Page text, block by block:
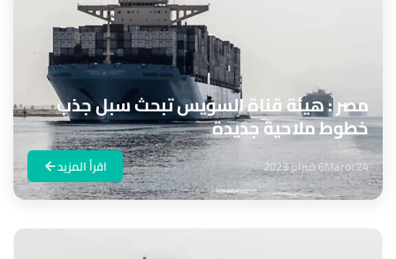
مصر : هيئة قناة السويس تبحث سبل جذب
خطوط ملاحية جديدة
Maroc246 فبراير 2023 اقرأ المزيد